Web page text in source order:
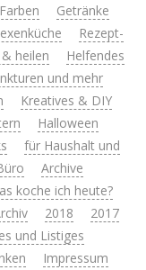
Getränke
Rezept-
heilen
Helfendes
und mehr
Kreatives & DIY
Halloween
für Haushalt und
Archive
koche ich heute?
2018
2017
und Listiges
Impressum